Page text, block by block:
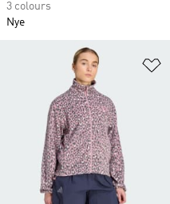
3 colours
Nye